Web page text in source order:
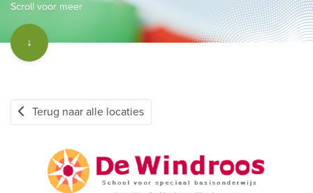
Scroll voor meer
↓
Terug naar alle locaties